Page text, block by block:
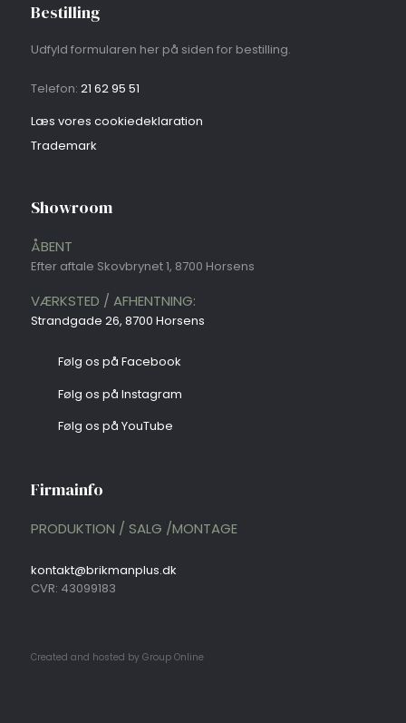
Bestilling
Udfyld formularen her på siden for bestilling.
Telefon:21 62 95 51​
Læs vores cookie​deklaration
​Trademark
Showroom
ÅBENT
Efter aftale Skovbrynet 1, 8700 Horsens
VÆRKSTED / AFHENTNING:
Strandgade 26, 8700 Horsens​
​Følg os på Facebook
​Følg os på Instagram
​Følg os på YouTube
Firmainfo​
PRODUKTION / SALG /MONTAGE
kontakt@brikmanplus.dk
CVR: 43099183
Created and hosted by Group Online